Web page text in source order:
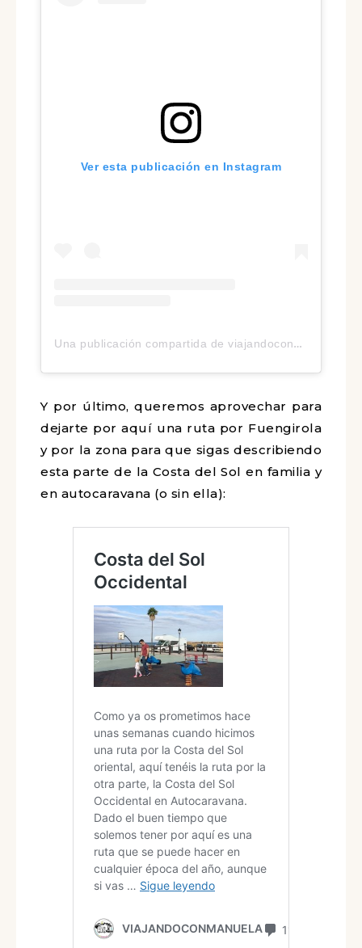
Ver esta publicación en Instagram
Una publicación compartida de viajandoconmanuela4.0 (@viajandoconmanuela4.0)
Y por último, queremos aprovechar para
dejarte por aquí una ruta por Fuengirola
y por la zona para que sigas describiendo
esta parte de la Costa del Sol en familia y
en autocaravana (o sin ella):